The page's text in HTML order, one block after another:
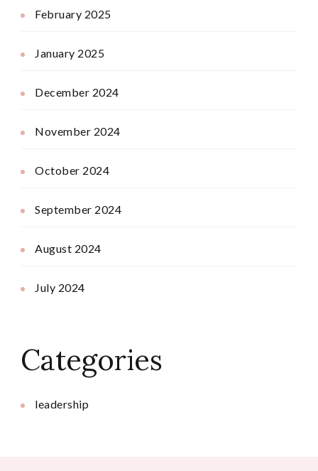
February 2025
January 2025
December 2024
November 2024
October 2024
September 2024
August 2024
July 2024
Categories
leadership